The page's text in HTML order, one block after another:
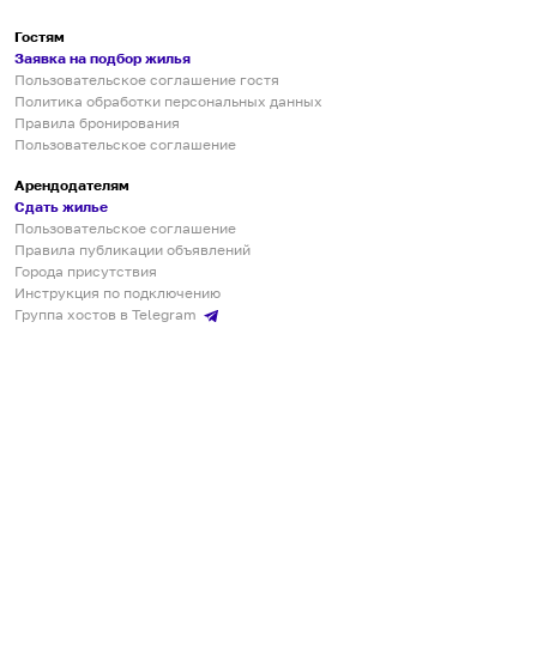
Гостям
Заявка на подбор жилья
Пользовательское соглашение гостя
Политика обработки персональных данных
Правила бронирования
Пользовательское соглашение
Арендодателям
Сдать жилье
Пользовательское соглашение
Правила публикации объявлений
Города присутствия
Инструкция по подключению
Группа хостов в Telegram